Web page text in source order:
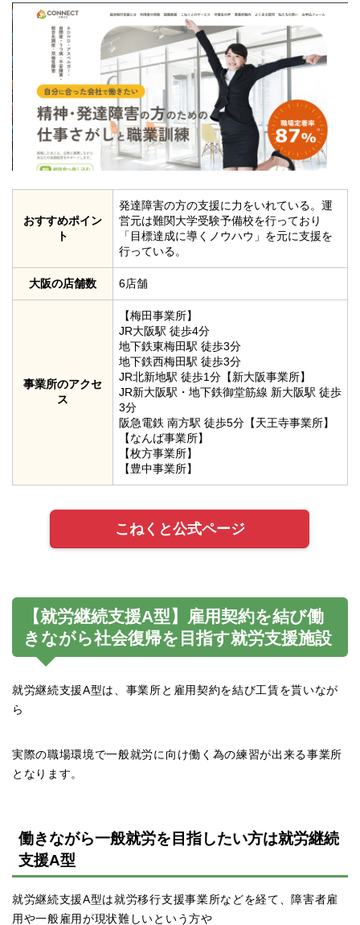
おすすめポイン
ト
発達障害の方の支援に力をいれている。運
営元は難関大学受験予備校を行っており
「目標達成に導くノウハウ」を元に支援を
行っている。
大阪の店舗数 6店舗
事業所のアクセ
ス
【梅田事業所】
JR大阪駅 徒歩4分
地下鉄東梅田駅 徒歩3分
地下鉄西梅田駅 徒歩3分
JR北新地駅 徒歩1分【新大阪事業所】
JR新大阪駅・地下鉄御堂筋線 新大阪駅 徒歩
3分
阪急電鉄 南方駅 徒歩5分【天王寺事業所】
【なんば事業所】
【枚方事業所】
【豊中事業所】
こねくと公式ページ
【就労継続支援A型】雇用契約を結び働
きながら社会復帰を目指す就労支援施設
就労継続支援A型は、事業所と雇用契約を結び工賃を貰いなが
ら
実際の職場環境で一般就労に向け働く為の練習が出来る事業所
となります。
働きながら一般就労を目指したい方は就労継続
支援A型
就労継続支援A型は就労移行支援事業所などを経て、障害者雇
用や一般雇用が現状難しいという方や